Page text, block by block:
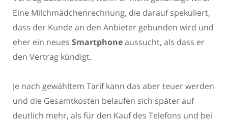
Eine Milchmädchenrechnung, die darauf spekuliert,
dass der Kunde an den Anbieter gebunden wird und
eher ein neues Smartphoneaussucht, als dass er
den Vertrag kündigt.
Je nach gewähltem Tarif kann das aber teuer werden
und die Gesamtkosten belaufen sich später auf
deutlich mehr, als für den Kauf des Telefons und bei